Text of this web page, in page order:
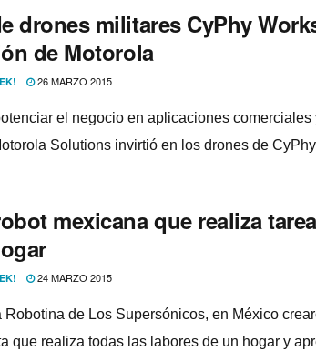
drones militares CyPhy
de Motorola
26 MARZO 2015
el negocio en aplicaciones comerciales
Solutions invirtió en los drones de
mexicana que realiza
24 MARZO 2015
de Los Supersónicos, en México
que realiza todas las labores de un hogar y